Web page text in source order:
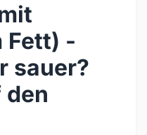
Fett) -
sauer?
den